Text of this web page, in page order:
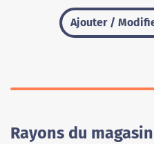
Ajouter /
Rayons du